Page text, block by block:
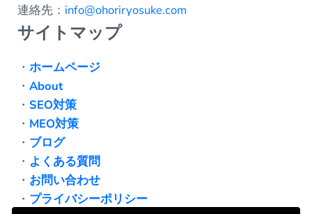
連絡先： info@ohoriryosuke.com
サイトマップ
・ ホームページ
・ About
・ SEO対策
・ MEO対策
・ ブログ
・ よくある質問
・ お問い合わせ
・ プライバシーポリシー